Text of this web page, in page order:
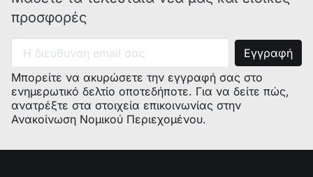
προσφορές
Μπορείτε να ακυρώσετε την εγγραφή σας στο
ενημερωτικό δελτίο οποτεδήποτε. Για να δείτε πώς,
ανατρέξτε στα στοιχεία επικοινωνίας στην
Ανακοίνωση Νομικού Περιεχομένου.